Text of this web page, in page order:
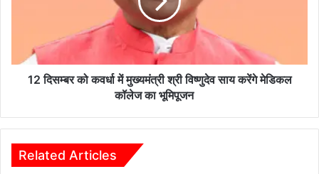
वा
क
व
त्री
श्री
12 दिसम्बर को कवर्धा में मुख्यमंत्री श्री विष्णुदेव साय करेंगे मेडिकल
कॉलेज का भूमिपूजन
Related Articles